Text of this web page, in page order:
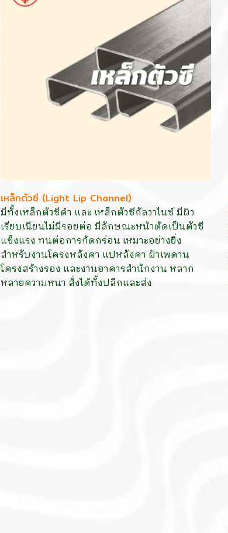
เหล็กตัวซี (Light Lip Channel)
มีทั้งเหล็กตัวซีดำ และ เหล็กตัวซีกัลวาไนซ์ มีผิว
เรียบเนียนไม่มีรอยต่อ มีลักษณะหน้าตัดเป็นตัวซี
แข็งแรง ทนต่อการกัดกร่อน เหมาะอย่างยิ่ง
สำหรับงานโครงหลังคา แปหลังคา ฝ้าเพดาน
โครงสร้างรอง และงานอาคารสำนักงาน หลาก
หลายความหนา สั่งได้ทั้งปลีกและส่ง